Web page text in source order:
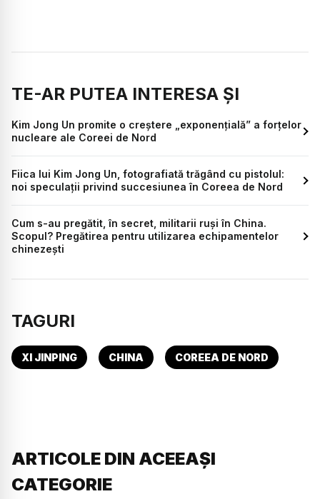
TE-AR PUTEA INTERESA ȘI
Kim Jong Un promite o creștere „exponențială” a forțelor
nucleare ale Coreei de Nord
Fiica lui Kim Jong Un, fotografiată trăgând cu pistolul:
noi speculații privind succesiunea în Coreea de Nord
Cum s-au pregătit, în secret, militarii ruși în China.
Scopul? Pregătirea pentru utilizarea echipamentelor
chinezești
TAGURI
XI JINPING CHINA COREEA DE NORD
ARTICOLE DIN ACEEAȘI
CATEGORIE